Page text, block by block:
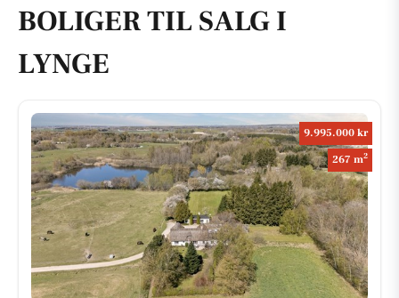
BOLIGER TIL SALG I
LYNGE
9.995.000 kr
267 m2